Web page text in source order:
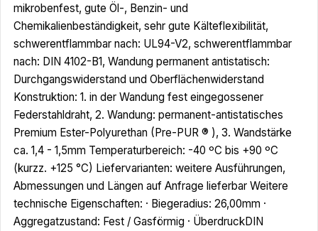
mikrobenfest, gute Öl-, Benzin- und
Chemikalienbeständigkeit, sehr gute Kälteflexibilität,
schwerentflammbar nach: UL94-V2, schwerentflammbar
nach: DIN 4102-B1, Wandung permanent antistatisch:
Durchgangswiderstand und Oberflächenwiderstand
Konstruktion: 1. in der Wandung fest eingegossener
Federstahldraht, 2. Wandung: permanent-antistatisches
Premium Ester-Polyurethan (Pre-PUR ® ), 3. Wandstärke
ca. 1,4 - 1,5mm Temperaturbereich: -40 ºC bis +90 ºC
(kurzz. +125 °C) Liefervarianten: weitere Ausführungen,
Abmessungen und Längen auf Anfrage lieferbar Weitere
technische Eigenschaften: · Biegeradius: 26,00mm ·
Aggregatzustand: Fest / Gasförmig · ÜberdruckDIN